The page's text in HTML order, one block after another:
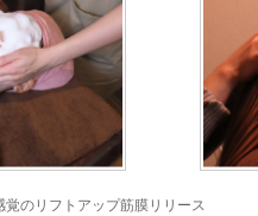
のリフトアップ筋膜リリース